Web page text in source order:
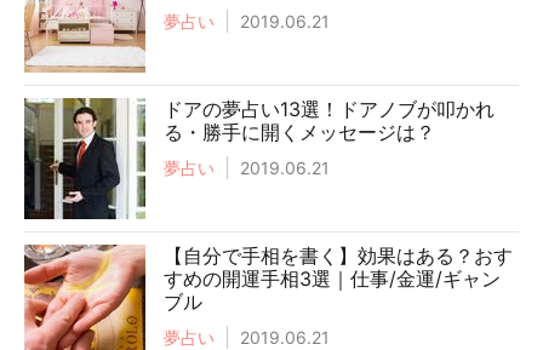
夢占い 2019.06.21
ドアの夢占い13選！ドアノブが叩かれ
る・勝手に開くメッセージは？
夢占い 2019.06.21
【自分で手相を書く】効果はある？おす
すめの開運手相3選｜仕事/金運/ギャン
ブル
夢占い 2019.06.21